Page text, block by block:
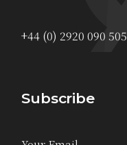
+44 (0) 2920 090 505
Subscribe